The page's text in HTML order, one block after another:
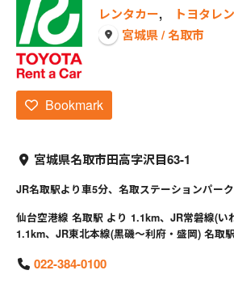
レンタカー,
トヨタレ
宮城県 / 名取市
Bookmark
宮城県名取市田高字沢目63-1
JR名取駅より車5分、名取ステーションパー
仙台空港線 名取駅 より 1.1km、JR常磐線(い
1.1km、JR東北本線(黒磯～利府・盛岡) 名取
022-384-0100